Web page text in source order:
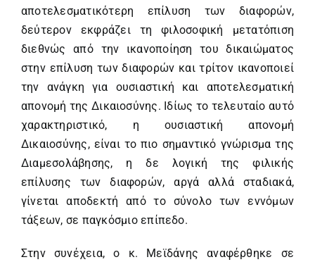
αποτελεσματικότερη επίλυση των διαφορών,
δεύτερον εκφράζει τη φιλοσοφική μετατόπιση
διεθνώς από την ικανοποίηση του δικαιώματος
στην επίλυση των διαφορών και τρίτον ικανοποιεί
την ανάγκη για ουσιαστική και αποτελεσματική
απονομή της Δικαιοσύνης. Ιδίως το τελευταίο αυτό
χαρακτηριστικό, η ουσιαστική απονομή
Δικαιοσύνης, είναι το πιο σημαντικό γνώρισμα της
Διαμεσολάβησης, η δε λογική της φιλικής
επίλυσης των διαφορών, αργά αλλά σταδιακά,
γίνεται αποδεκτή από το σύνολο των εννόμων
τάξεων, σε παγκόσμιο επίπεδο.
Στην συνέχεια, ο κ. Μεϊδάνης αναφέρθηκε σε